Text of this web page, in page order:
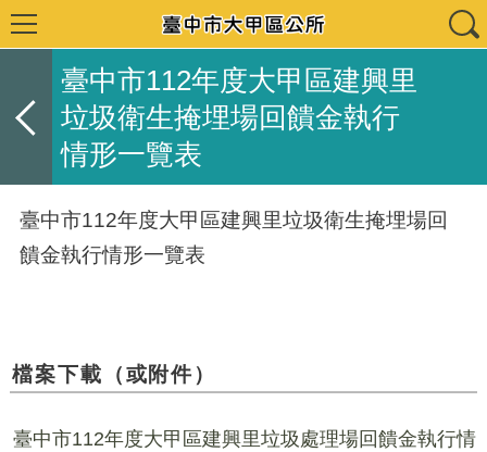
臺中市112年度大甲區建興里
垃圾衛生掩埋場回饋金執行
情形一覽表
臺中市112年度大甲區建興里垃圾衛生掩埋場回
饋金執行情形一覽表
檔案下載（或附件）
臺中市112年度大甲區建興里垃圾處理場回饋金執行情